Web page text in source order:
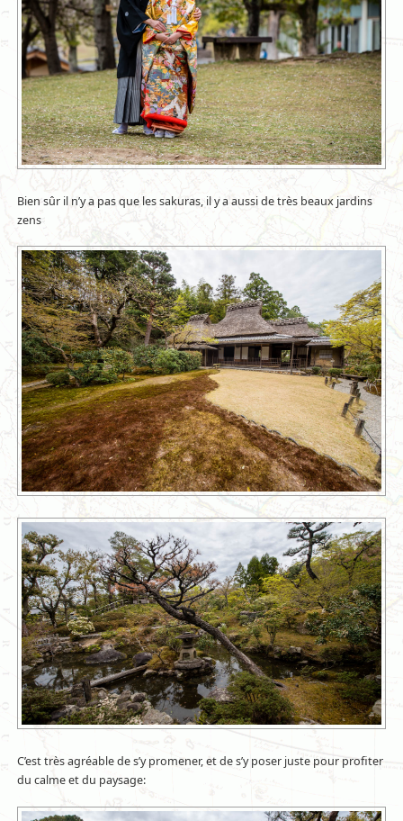
Bien sûr il n’y a pas que les sakuras, il y a aussi de très beaux jardins
zens
C’est très agréable de s’y promener, et de s’y poser juste pour profiter
du calme et du paysage: